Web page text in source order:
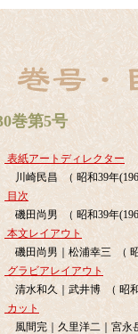
巻第5号
表紙アートディレクター
川崎民昌 （ 昭和39年
目次
磯田尚男 （ 昭和39年
本文レイアウト
磯田尚男｜松浦幸三 （
グラビアレイアウト
清水和久｜武井博 （ 昭
カット
風間完｜久里洋二｜宮永